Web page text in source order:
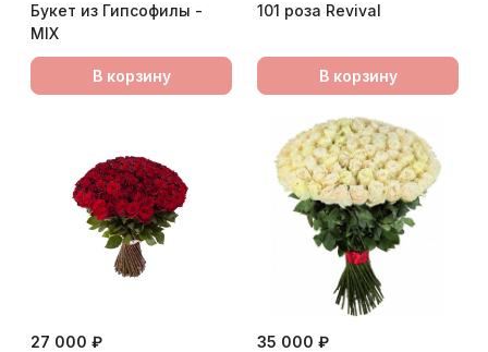
Букет из Гипсофилы -
MIX
В корзину
101 роза Revival
В корзину
27 000 ₽
35 000 ₽